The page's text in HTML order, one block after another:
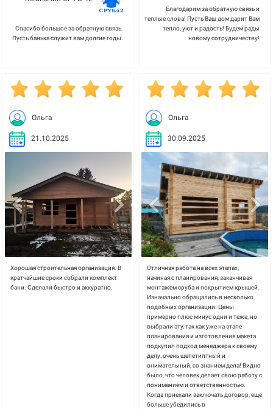
Спасибо большое за обратную связь.
Пусть банька служит вам долгие годы.
Благодарим за обратную связь и
теплые слова! Пусть Ваш дом дарит Вам
тепло, уют и радость! Будем рады
новому сотрудничеству!
Ольга
21.10.2025
Хорошая строительная организация. В
кратчайшие сроки собрали комплект
бани. Сделали быстро и аккуратно.
Ольга
30.09.2025
Отличная работа на всех этапах,
начиная с планирования, заканчивая
монтажем сруба и покрытием крышей.
Изначально обращались в несколько
подобных организации. Цены
примерно плюс минус одни и теже, но
выбрали эту, так как уже на этапе
планирования и изготовления макета
подкупил подход менеджера к своему
делу: очень щепетилтный и
внимательный, со знанием дела! Видно
было, что человек делает свою работу с
пониманием и ответственностью.
Когда приехали заключать договор, еще
больше убедились в